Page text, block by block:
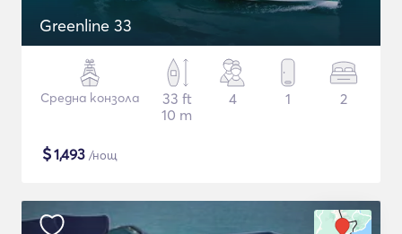
Greenline 33
Средна конзола
33 ft
10 m
4 1 2
$1,493 /нощ